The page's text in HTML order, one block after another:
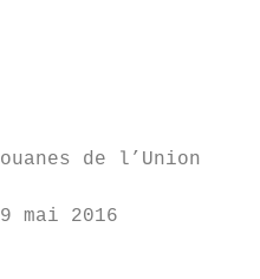
de l’Union
mai 2016